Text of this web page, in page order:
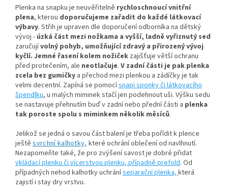
Plenka na snapku je neuvěřitelně rychloschnoucí vnitřní
plena, kterou doporučujeme zařadit do každé látkovací
výbavy. Střih je upraven dle doporučení odborníka na dětský
vývoj - úzká část mezi nožkama a vyšší, ladně vyřiznutý sed
zaručujívolný pohyb, umožňující zdravý a přirozený vývoj
kyčlí. Jemné řasení kolem nožiček zajišťuje větší ochranu
před protečením, ale neotlačuje. V zadní části je pak plenka
zcela bez gumičky a přechod mezi plenkou a zádíčky je tak
velmi decentní. Zapíná se pomocísnapi sponky či látkovacího
špendlku, u malých miminek stačí jen podehnout uši. Výšku sedu
se nastavuje přehnutím buď v zadní nebo přední části a plenka
tak poroste spolu s miminkem několik měsíců.
Jelikož se jedná o savou část balení je třeba pořídit k plence
ještě svrchní kalhotky,které ochrání oblečení od navlhnutí.
Nezapomeňte také, že pro zvýšení savost je dobré přidat
vkládací plenku či vícerstvou plenku, případně prefold. Od
případných nehod kalhotky uchráníseparační plenka,která
zajistí i stay dry vrstvu.